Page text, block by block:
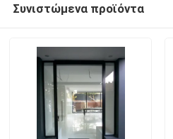
Συνιστώμενα προϊόντα